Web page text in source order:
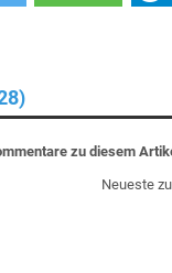
zu diesem
Neueste